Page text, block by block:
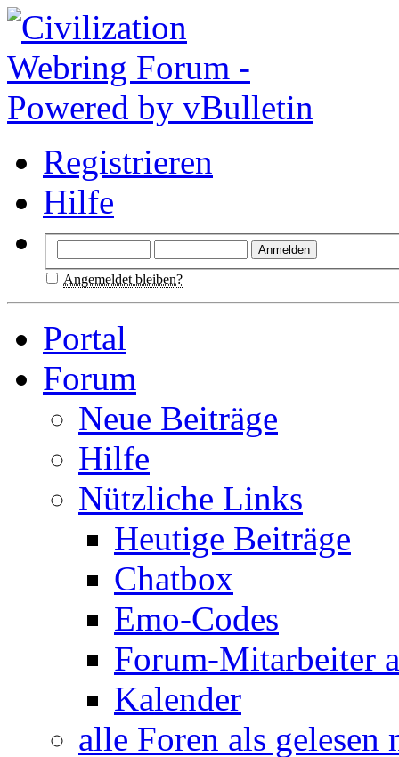
Registrieren
Hilfe
Angemeldet bleiben?
Portal
Forum
Neue Beiträge
Hilfe
Nützliche Links
Heutige Beiträge
Chatbox
Emo-Codes
Forum-Mitarbeiter
Kalender
alle Foren als gelesen